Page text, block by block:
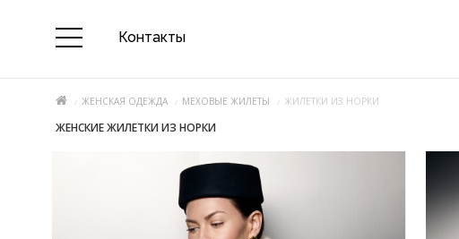
Контакты
ЖЕНСКАЯ ОДЕЖДА МЕХОВЫЕ ЖИЛЕТЫ ЖИЛЕТКИ ИЗ НОРКИ
ЖЕНСКИЕ ЖИЛЕТКИ ИЗ НОРКИ